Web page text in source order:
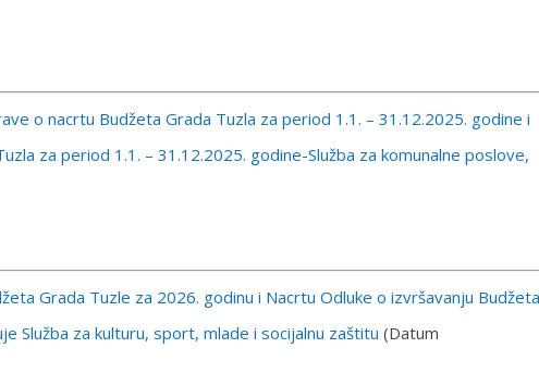
o nacrtu Budžeta Grada Tuzla za period 1.1. – 31.12.2025. godine i
za period 1.1. – 31.12.2025. godine-Služba za komunalne poslove,
Grada Tuzle za 2026. godinu i Nacrtu Odluke o izvršavanju Budžeta
Služba za kulturu, sport, mlade i socijalnu zaštitu (Datum